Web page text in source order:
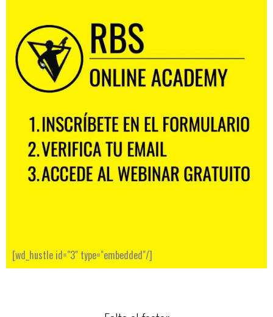
[wd_hustle id="3" type="embedded"/]